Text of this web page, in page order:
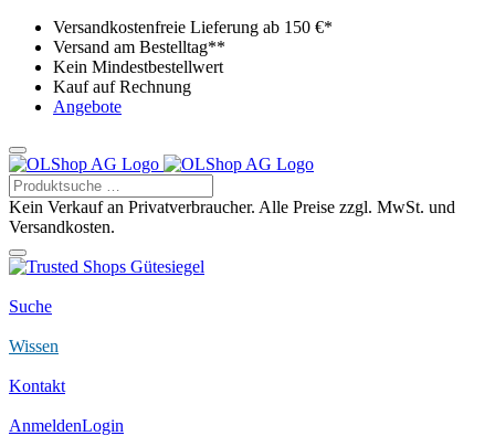
Versandkostenfreie Lieferung ab 150 €*
Versand am Bestelltag**
Kein Mindestbestellwert
Kauf auf Rechnung
Angebote
Kein Verkauf an Privatverbraucher. Alle Preise zzgl. MwSt. und
Versandkosten.
Suche
Wissen
Kontakt
AnmeldenLogin